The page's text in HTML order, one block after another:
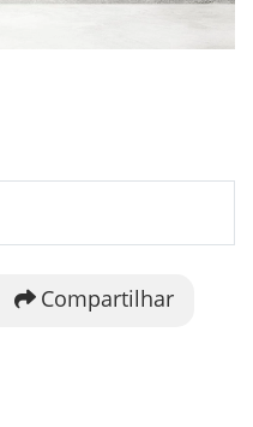
Compartilhar